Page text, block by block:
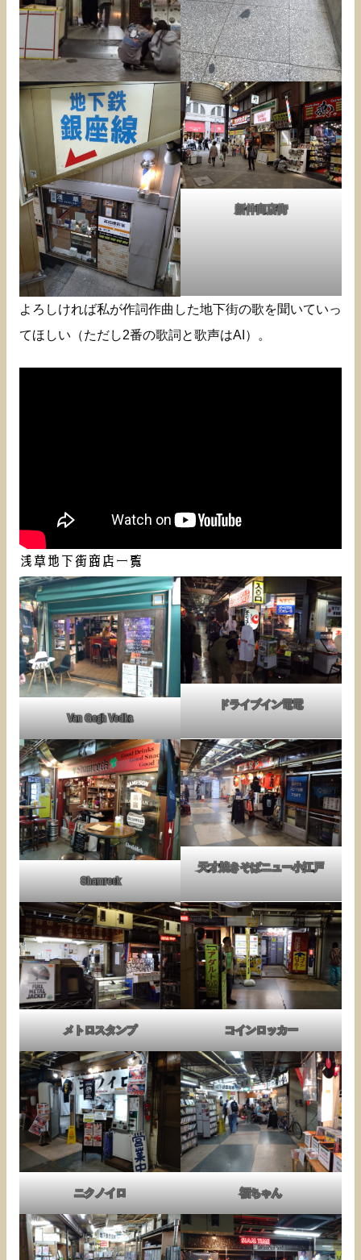
新仲商店街
よろしければ私が作詞作曲した地下街の歌を聞いていっ
てほしい（ただし2番の歌詞と歌声はAI）。
浅草地下街商店一覧
Van Gogh Vodka
ドライブイン電電
Shamrock
天才焼きそばニュー小江戸
メトロスタンプ コインロッカー
ニクノイロ 福ちゃん